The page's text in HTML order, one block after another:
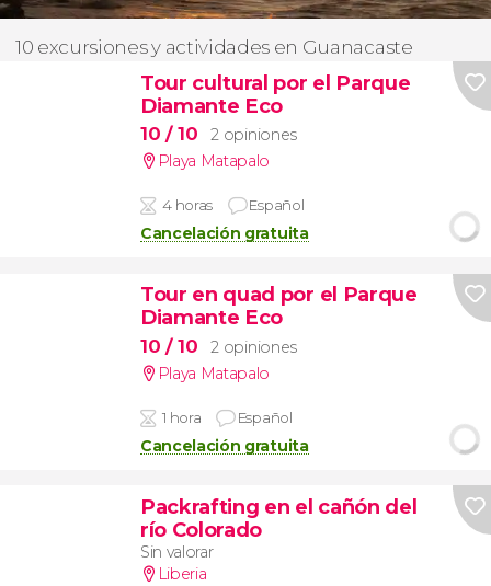
10 excursiones y actividades en Guanacaste
Tour cultural por el Parque
Diamante Eco
10 / 10
2 opiniones
Playa Matapalo
4 horas Español
Cancelación gratuita
Tour en quad por el Parque
Diamante Eco
10 / 10
2 opiniones
Playa Matapalo
1 hora Español
Cancelación gratuita
Packrafting en el cañón del
río Colorado
Sin valorar
Liberia